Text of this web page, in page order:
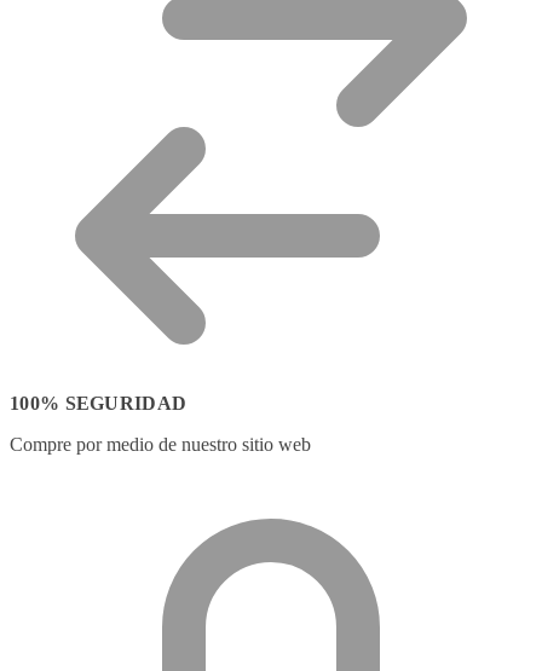
100% SEGURIDAD
Compre por medio de nuestro sitio web